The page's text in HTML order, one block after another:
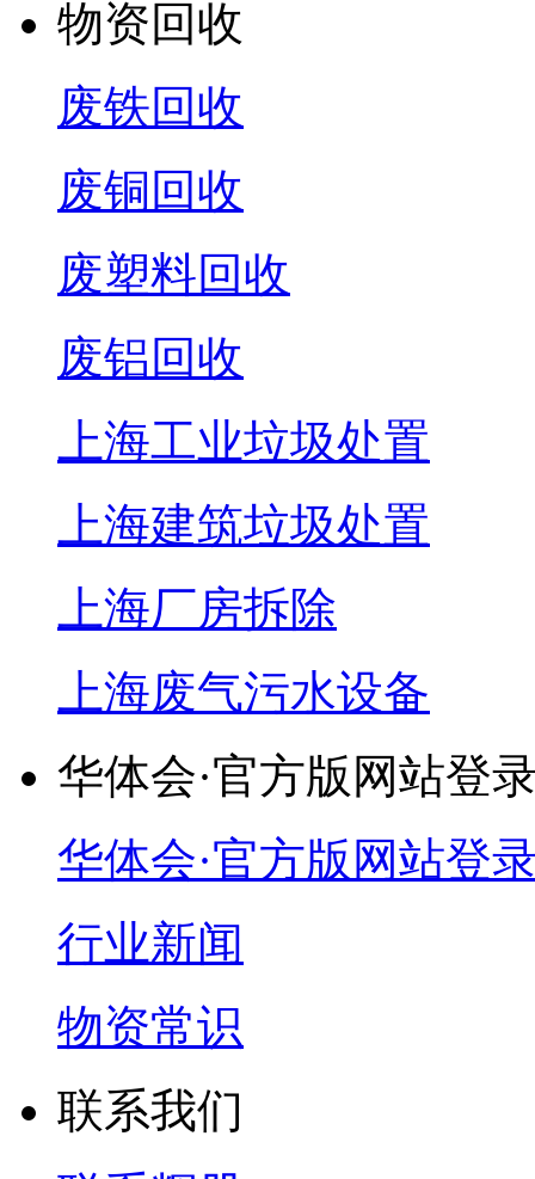
物资回收
废铁回收
废铜回收
废塑料回收
废铝回收
上海工业垃圾处置
上海建筑垃圾处置
上海厂房拆除
上海废气污水设备
华体会·官方版网站登
华体会·官方版网站登
行业新闻
物资常识
联系我们